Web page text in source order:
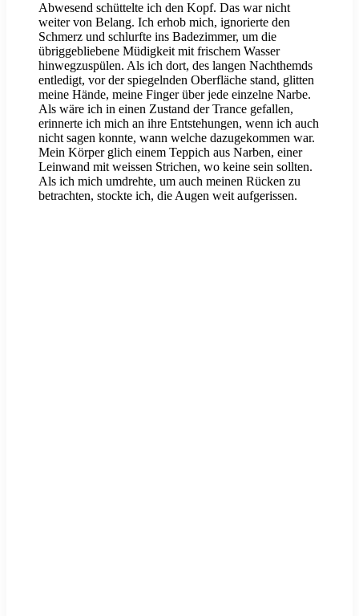
Abwesend schüttelte ich den Kopf. Das war nicht
weiter von Belang. Ich erhob mich, ignorierte den
Schmerz und schlurfte ins Badezimmer, um die
übriggebliebene Müdigkeit mit frischem Wasser
hinwegzuspülen. Als ich dort, des langen Nachthemds
entledigt, vor der spiegelnden Oberfläche stand, glitten
meine Hände, meine Finger über jede einzelne Narbe.
Als wäre ich in einen Zustand der Trance gefallen,
erinnerte ich mich an ihre Entstehungen, wenn ich auch
nicht sagen konnte, wann welche dazugekommen war.
Mein Körper glich einem Teppich aus Narben, einer
Leinwand mit weissen Strichen, wo keine sein sollten.
Als ich mich umdrehte, um auch meinen Rücken zu
betrachten, stockte ich, die Augen weit aufgerissen.